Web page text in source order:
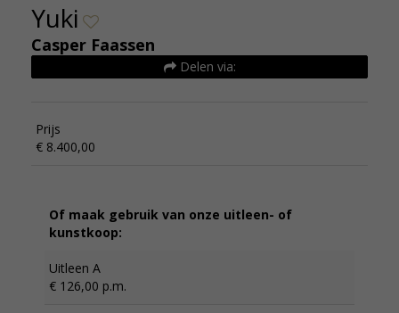
Yuki
Casper Faassen
Delen via:
Prijs
€ 8.400,00
Of maak gebruik van onze uitleen- of
kunstkoop:
Uitleen A
€ 126,00 p.m.